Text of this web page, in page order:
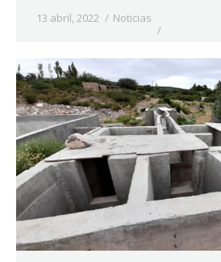
13 abril, 2022 Noticias